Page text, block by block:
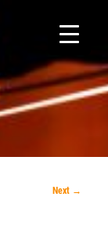
Next →